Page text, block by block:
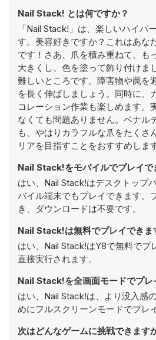
Nail Stack! とは何ですか？
「Nail Stack!」は、楽しいハイパ
す。美容好きですか？これはあな
です！さあ、爪を積み重ねて、も
大きくし、色を塗って飾り付けま
難しいところです。障害物や罠を
を長く伸ばしましょう。同時に、
コレーション作業も楽しめます。
なくても問題ありません。ペナル
も、やはりカラフルな爪をたくさ
リアを目指すことをおすすめしま
Nail Stack!をモバイルでプレイで
はい、Nail Stack!はデスクトップ
バイル端末でもプレイできます。
き、ダウンロードは不要です。
Nail Stack!は無料でプレイできま
はい、Nail Stack!はY8で無料でプ
直接実行されます。
Nail Stack!を全画面モードでプレ
はい、Nail Stack!は、より没入感
めにフルスクリーンモードでプレ
次はどんなゲームに挑戦できます